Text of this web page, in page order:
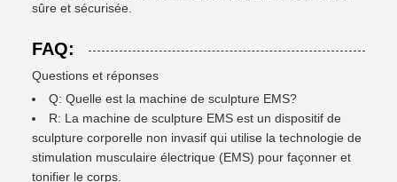
sûre et sécurisée.
FAQ:
Questions et réponses
Q: Quelle est la machine de sculpture EMS?
R: La machine de sculpture EMS est un dispositif de
sculpture corporelle non invasif qui utilise la technologie de
stimulation musculaire électrique (EMS) pour façonner et
tonifier le corps.